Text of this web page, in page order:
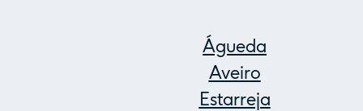
Águeda
Aveiro
Estarreja